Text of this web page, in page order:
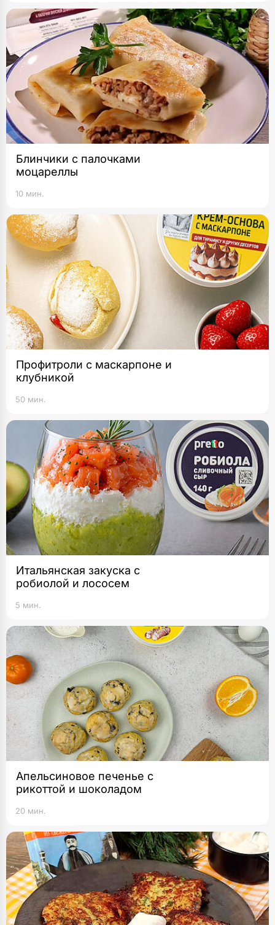
Блинчики с палочками
моцареллы
10 мин.
Профитроли с маскарпоне и
клубникой
50 мин.
Итальянская закуска c
робиолой и лососем
5 мин.
Апельсиновое печенье с
рикоттой и шоколадом
20 мин.